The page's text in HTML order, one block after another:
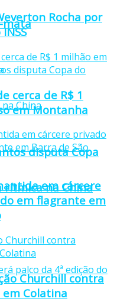
mata
disputa Copa
rítmica na China
Rocha por
cerca de R$ 1
em Montanha
em cárcere
em flagrante em
Churchill contra
Colatina